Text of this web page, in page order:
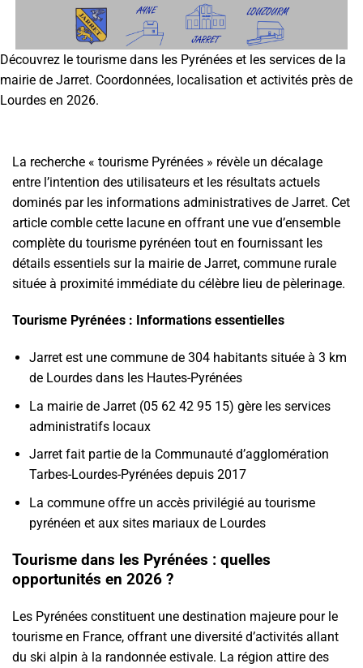
contenu
Découvrez le tourisme dans les Pyrénées et les services de la
mairie de Jarret. Coordonnées, localisation et activités près de
Lourdes en 2026.
La recherche « tourisme Pyrénées » révèle un décalage
entre l’intention des utilisateurs et les résultats actuels
dominés par les informations administratives de Jarret. Cet
article comble cette lacune en offrant une vue d’ensemble
complète du tourisme pyrénéen tout en fournissant les
détails essentiels sur la mairie de Jarret, commune rurale
située à proximité immédiate du célèbre lieu de pèlerinage.
Tourisme Pyrénées : Informations essentielles
Jarret est une commune de 304 habitants située à 3 km
de Lourdes dans les Hautes-Pyrénées
La mairie de Jarret (05 62 42 95 15) gère les services
administratifs locaux
Jarret fait partie de la Communauté d’agglomération
Tarbes-Lourdes-Pyrénées depuis 2017
La commune offre un accès privilégié au tourisme
pyrénéen et aux sites mariaux de Lourdes
Tourisme dans les Pyrénées : quelles
opportunités en 2026 ?
Les Pyrénées constituent une destination majeure pour le
tourisme en France, offrant une diversité d’activités allant
du ski alpin à la randonnée estivale. La région attire des